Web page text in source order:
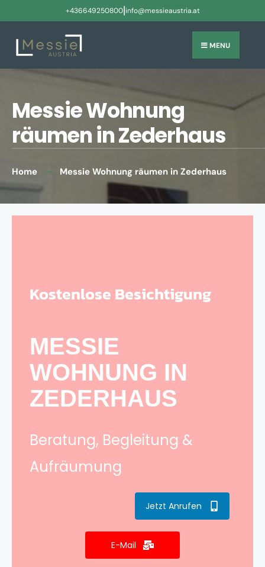
+436649250800|info@messieaustria.at
MENU
Messie Wohnung
räumen in Zederhaus
Home Messie Wohnung räumen in Zederhaus
Kostenlose Besichtigung
MESSIE
WOHNUNG IN
ZEDERHAUS
Beratung, Begleitung &
Aufräumung
Jetzt Anrufen
E-Mail